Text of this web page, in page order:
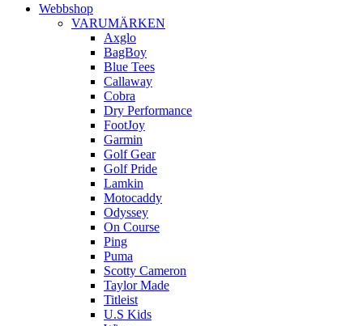
Webbshop
VARUMÄRKEN
Axglo
BagBoy
Blue Tees
Callaway
Cobra
Dry Performance
FootJoy
Garmin
Golf Gear
Golf Pride
Lamkin
Motocaddy
Odyssey
On Course
Ping
Puma
Scotty Cameron
Taylor Made
Titleist
U.S Kids